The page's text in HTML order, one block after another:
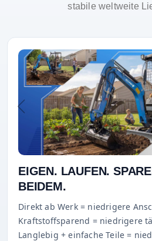
stabile weltweite
EIGEN. LAUFEN.
BEIDEM.
Direkt ab Werk = niedrigere
Kraftstoffsparend = niedrigere
Langlebig + einfache Teile =